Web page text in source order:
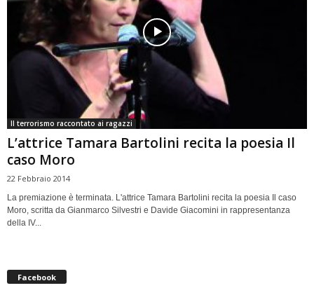
Il terrorismo raccontato ai ragazzi
L’attrice Tamara Bartolini recita la poesia Il
caso Moro
22 Febbraio 2014
La premiazione è terminata. L'attrice Tamara Bartolini recita la poesia Il caso
Moro, scritta da Gianmarco Silvestri e Davide Giacomini in rappresentanza
della IV...
Facebook